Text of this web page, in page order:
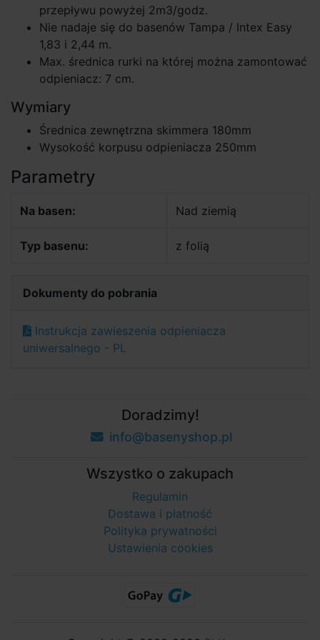
przepływu powyżej 2m3/godz.
Nie nadaje się do basenów Tampa / Intex Easy
1,83 i 2,44 m.
Max. średnica rurki na której można zamontować
odpieniacz: 7 cm.
Wymiary
Średnica zewnętrzna skimmera 180mm
Wysokość korpusu odpieniacza 250mm
Parametry
Na basen: Nad ziemią
Typ basenu: z folią
Dokumenty do pobrania
Instrukcja zawieszenia odpieniacza
uniwersalnego - PL
Doradzimy!
info@basenyshop.pl
Wszystko o zakupach
Regulamin
Dostawa i płatność
Polityka prywatności
Ustawienia cookies